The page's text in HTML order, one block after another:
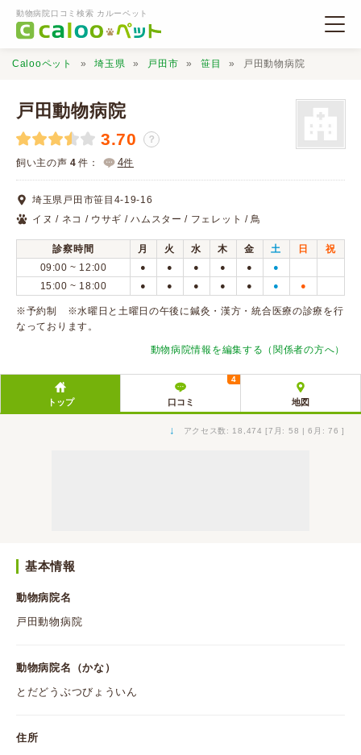
動物病院口コミ検索 カルーペット
動物病院検索
口コミ検索
Calooペットとは？
口コミ投稿
Calooペット 埼玉県 戸田市 笹目 戸田動物病院
戸田動物病院
3.70 ？
飼い主の声 4 件： 4件
埼玉県戸田市笹目4-19-16
イヌ / ネコ / ウサギ / ハムスター / フェレット / 鳥
診察時間 月 火 水 木 金 土 日
祝
09:00 ~ 12:00
● ● ● ● ● ●
15:00 ~ 18:00 ● ● ● ● ● ● ●
※予約制 ※水曜日と土曜日の午後に鍼灸・漢方・統合医療の診療を行
なっております。
動物病院情報を編集する（関係者の方へ）
トップ 口コミ
4
地図
↓ アクセス数: 18,474 [7月: 58 | 6月: 76 ]
基本情報
動物病院名
戸田動物病院
動物病院名（かな）
とだどうぶつびょういん
住所